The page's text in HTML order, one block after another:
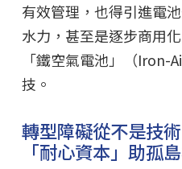
有效管理，也得引進電
水力，甚至是逐步商用
「鐵空氣電池」（
技。
轉型障礙從不是技
「耐心資本」助孤